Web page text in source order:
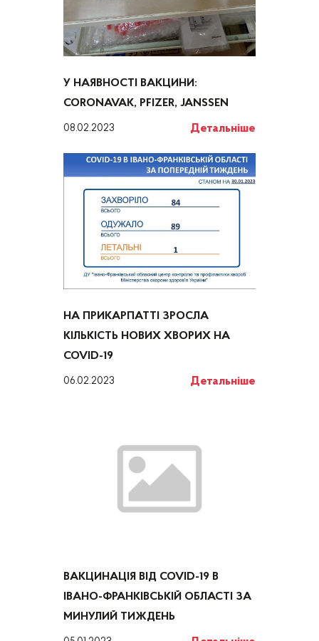
У НАЯВНОСТІ ВАКЦИНИ:
CORONAVAK, PFIZER, JANSSEN
08.02.2023 Детальніше
НА ПРИКАРПАТТІ ЗРОСЛА
КІЛЬКІСТЬ НОВИХ ХВОРИХ НА
COVID-19
06.02.2023 Детальніше
ВАКЦИНАЦІЯ ВІД COVID-19 В
ІВАНО-ФРАНКІВСЬКІЙ ОБЛАСТІ ЗА
МИНУЛИЙ ТИЖДЕНЬ